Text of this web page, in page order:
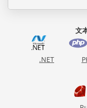
oRun.AddText(", ");
oRun =
文
.NET